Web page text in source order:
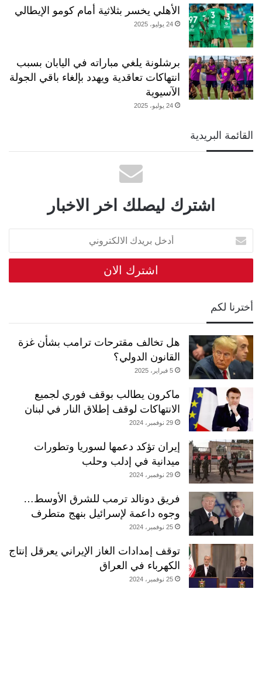
الأهلي يخسر بثلاثية أمام كومو الإيطالي
24 يوليو، 2025
برشلونة يلغي مباراته في اليابان بسبب
انتهاكات تعاقدية ويهدد بإلغاء باقي الجولة
الآسيوية
24 يوليو، 2025
القائمة البريدية
اشترك ليصلك اخر الاخبار
أدخل
بريدك
الالكتروني
أخترنا لكم
هل تخالف مقترحات ترامب بشأن غزة
القانون الدولي؟
5 فبراير، 2025
ماكرون يطالب بوقف فوري لجميع
الانتهاكات لوقف إطلاق النار في لبنان
29 نوفمبر، 2024
إيران تؤكد دعمها لسوريا وتطورات
ميدانية في إدلب وحلب
29 نوفمبر، 2024
فريق دونالد ترمب للشرق الأوسط…
وجوه داعمة لإسرائيل بنهج متطرف
25 نوفمبر، 2024
توقف إمدادات الغاز الإيراني يعرقل إنتاج
الكهرباء في العراق
25 نوفمبر، 2024